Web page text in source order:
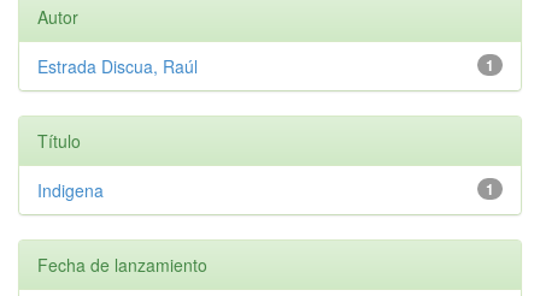
Autor
1
Estrada Discua, Raúl
Título
1
Indigena
Fecha de lanzamiento